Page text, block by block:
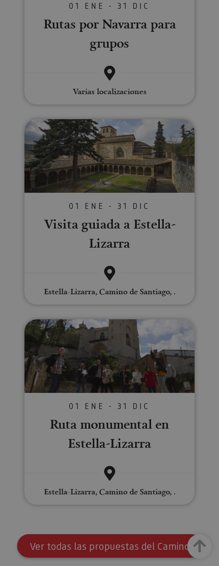
01 ENE - 31 DIC
Rutas por Navarra para
grupos
Varias localizaciones
Visita guiada a Estella-Lizarra
01 ENE - 31 DIC
Visita guiada a Estella-
Lizarra
Estella-Lizarra, Camino de Santiago, .
Ruta monumental en Estella-
01 ENE - 31 DIC
Ruta monumental en
Estella-Lizarra
Estella-Lizarra, Camino de Santiago, .
Ver todas las propuestas del Camino Arriba